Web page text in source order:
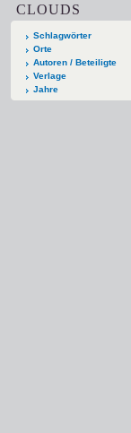
CLOUDS
Schlagwörter
Orte
Autoren / Beteiligte
Verlage
Jahre